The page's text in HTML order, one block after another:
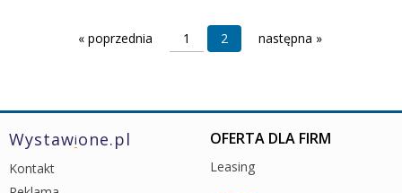
« poprzednia 1 2 następna »
Wystawione.pl
Kontakt
OFERTA DLA FIRM
Leasing